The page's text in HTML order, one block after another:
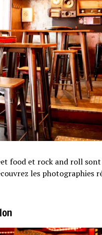
food et rock and roll sont
les photographies